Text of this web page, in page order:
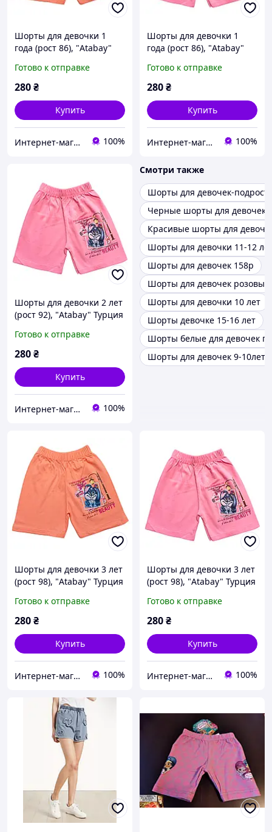
Шорты для девочки 1
года (рост 86), "Atabay"
Готово к отправке
280₴
Купить
Интернет-магазин "Помаранчик" 100%
Шорты для девочки 1
года (рост 86), "Atabay"
Готово к отправке
280₴
Купить
Интернет-магазин "Помаранчик" 100%
Шорты для девочки 2 лет
(рост 92), "Atabay" Турция
Готово к отправке
280₴
Купить
Интернет-магазин "Помаранчик" 100%
Смотри также
Шорты для девочек-
Черные шорты для девочек
Красивые шорты для
Шорты для девочки 11-12
Шорты для девочек 158р
Шорты для девочек розовые
Шорты для девочки 10 лет
Шорты девочке 15-16 лет
Шорты белые для девочек
Шорты для девочек 9-10лет
Шорты для девочки 3 лет
(рост 98), "Atabay" Турция
Готово к отправке
280₴
Купить
Интернет-магазин "Помаранчик" 100%
Шорты для девочки 3 лет
(рост 98), "Atabay" Турция
Готово к отправке
280₴
Купить
Интернет-магазин "Помаранчик" 100%